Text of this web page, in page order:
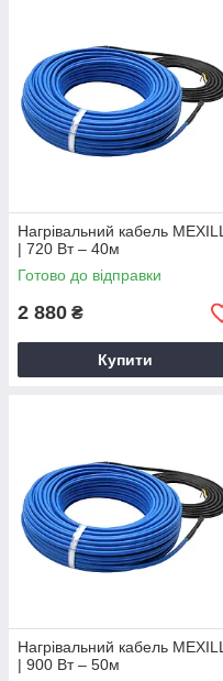
Нагрівальний кабель MEXILL
| 720 Вт – 40м
Готово до відправки
2 880 ₴
Купити
Нагрівальний кабель MEXILL
| 900 Вт – 50м